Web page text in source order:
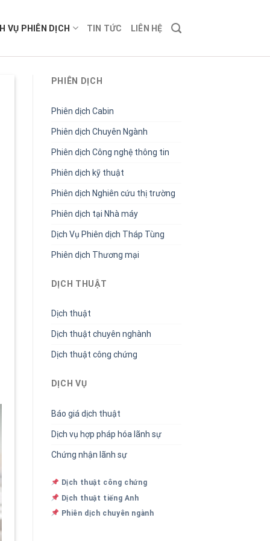
VỤ PHIÊN DỊCH TIN TỨC LIÊN HỆ
PHIÊN DỊCH
Phiên dịch Cabin
Phiên dịch Chuyên Ngành
Phiên dịch Công nghệ thông tin
Phiên dịch kỹ thuật
Phiên dịch Nghiên cứu thị trường
Phiên dịch tại Nhà máy
Dịch Vụ Phiên dịch Tháp Tùng
Phiên dịch Thương mại
DỊCH THUẬT
Dịch thuật
Dịch thuật chuyên nghành
Dịch thuật công chứng
DỊCH VỤ
Báo giá dịch thuật
Dịch vụ hợp pháp hóa lãnh sự
Chứng nhận lãnh sự
Dịch thuật công chứng
Dịch thuật tiếng Anh
Phiên dịch chuyên ngành